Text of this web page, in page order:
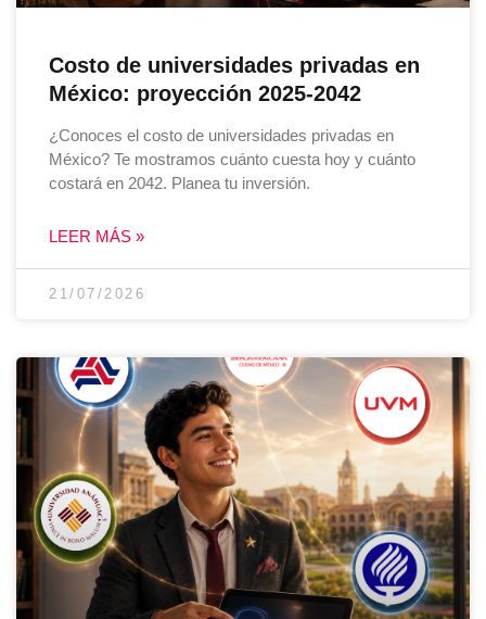
Costo de universidades privadas en
México: proyección 2025-2042
¿Conoces el costo de universidades privadas en
México? Te mostramos cuánto cuesta hoy y cuánto
costará en 2042. Planea tu inversión.
LEER MÁS »
21/07/2026